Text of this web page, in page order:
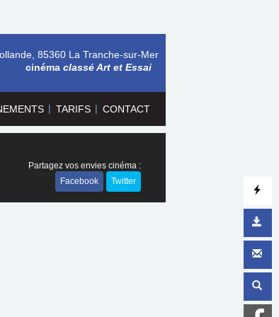
| TARIFS | CONTACT
85360 La Tranche-sur-Mer
cinéma classé Art et Essai
Partagez vos envies cinéma :
Facebook
Twitter